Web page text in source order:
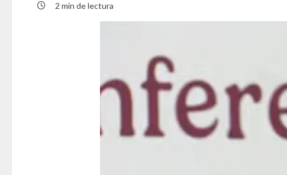
2 min de lectura